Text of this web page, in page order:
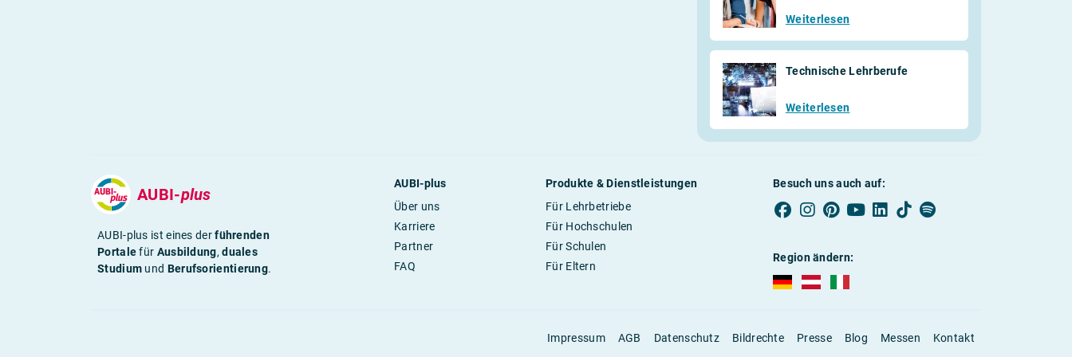
Weiterlesen
Technische Lehrberufe
Weiterlesen
AUBI-plus
AUBI-plus ist eines derführenden
Portalefür Ausbildung,duales
Studium und Berufsorientierung.
AUBI-plus
Über uns
Karriere
Partner
FAQ
Produkte & Dienstleistungen
Für Lehrbetriebe
Für Hochschulen
Für Schulen
Für Eltern
Besuch uns auch auf:
Region ändern:
AUBI-plus Deutschland (deutsch)
AUBI-plus Österreich (deutsch)
Impressum AGB Datenschutz Bildrechte Presse Blog Messen Kontakt